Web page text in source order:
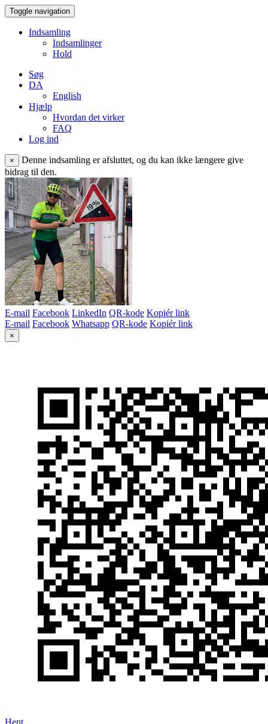
Toggle navigation
Indsamling
Indsamlinger
Hold
Søg
DA
English
Hjælp
Hvordan det virker
FAQ
Log ind
×
Denne indsamling er afsluttet, og du kan ikke længere give
bidrag til den.
E-mail Facebook LinkedIn QR-kode Kopiér link
E-mail Facebook Whatsapp QR-kode Kopiér link
×